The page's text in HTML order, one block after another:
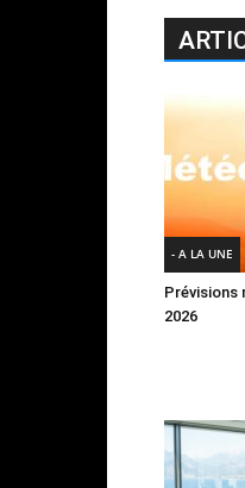
- A LA UNE
Prévisions
2026